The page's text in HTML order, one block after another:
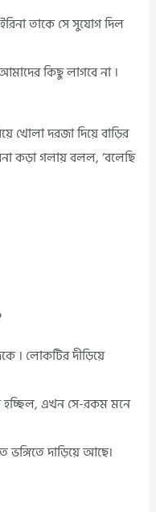
তাকে সে সুযোগ দিল
কিছু লাগবে না ।
খোলা দরজা দিয়ে বাড়ির
কড়া গলায় বলল, ‘বলেছি
। লোকটির দীড়িয়ে
হচ্ছিল, এখন সে-রকম মনে
দাড়িয়ে আছে।